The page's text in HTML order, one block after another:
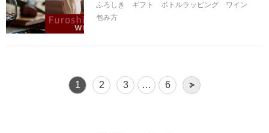
ふろしき ギフト ボトルラッピング
ワイン
包み方
1 2 3 … 6 >